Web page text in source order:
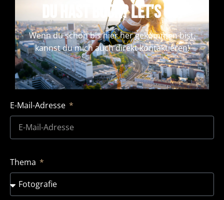
Du hast Bock? let's go!
Wenn du schon bis hier her gekommen bist,
kannst du mich auch direkt kontaktieren!
E-Mail-Adresse
Thema